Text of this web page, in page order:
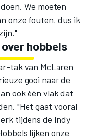
We moeten
onze fouten, dus ik
hobbels
tak van McLaren
gooi naar de
ook één vlak dat
"Het gaat vooral
tijdens de Indy
lijken onze